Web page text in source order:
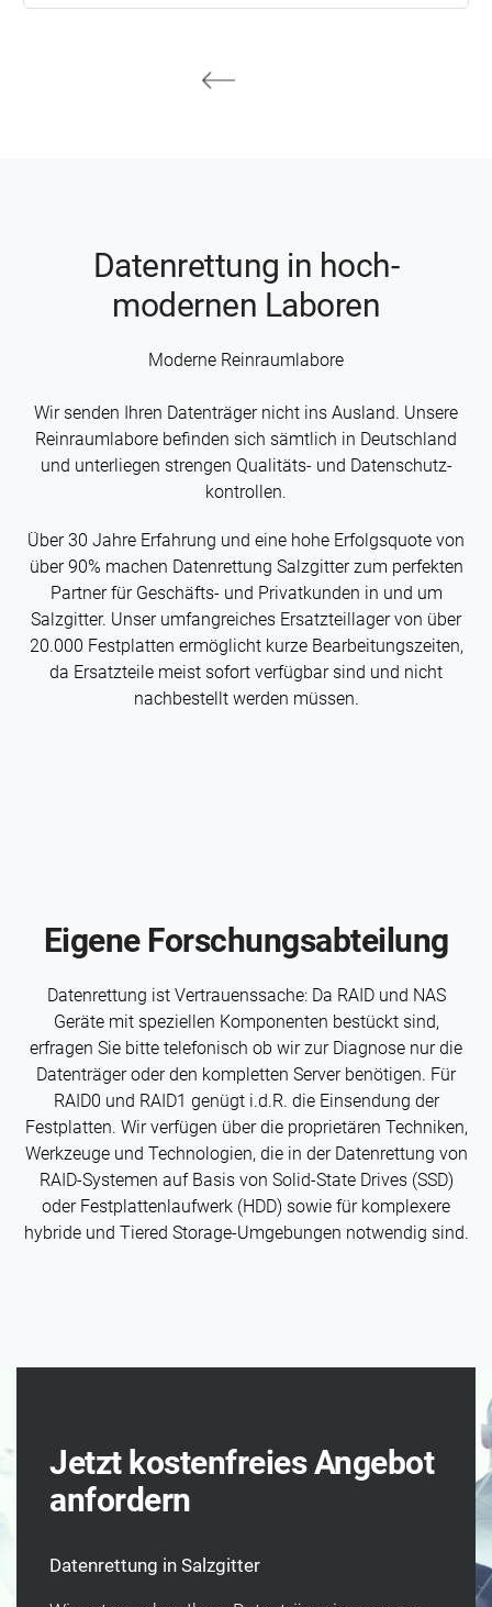
Daten­rettung in hoch­
modernen Laboren
Moderne Rein­raum­labore
Wir senden Ihren Datenträger nicht ins Ausland. Unsere
Rein­raum­labore befinden sich sämtlich in Deutschland
und unterliegen strengen Qualitäts- und Datenschutz­
kontrollen.
Über 30 Jahre Erfahrung und eine hohe Erfolgsquote von
über 90% machen Daten­rettung Salzgitter zum perfekten
Partner für Geschäfts- und Privat­kunden in und um
Salzgitter. Unser umfangreiches Ersatzteillager von über
20.000 Festplatten ermöglicht kurze Bearbeitungs­zeiten,
da Ersatzteile meist sofort verfügbar sind und nicht
nachbestellt werden müssen.
Eigene Forschungs­abteilung
Daten­rettung ist Vertrauens­sache: Da RAID und NAS
Geräte mit speziellen Komponenten bestückt sind,
erfragen Sie bitte telefonisch ob wir zur Diagnose nur die
Datenträger oder den kompletten Server benötigen. Für
RAID0 und RAID1 genügt i.d.R. die Einsendung der
Festplatten. Wir verfügen über die proprietären Techniken,
Werkzeuge und Technologien, die in der Daten­rettung von
RAID-Systemen auf Basis von Solid-State Drives (SSD)
oder Festplatten­laufwerk (HDD) sowie für komplexere
hybride und Tiered Storage-Umgebungen notwendig sind.
Jetzt kostenfreies Angebot
anfordern
Datenrettung in Salzgitter